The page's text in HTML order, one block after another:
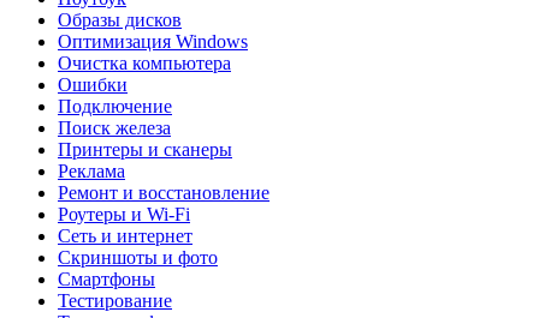
Образы дисков
Оптимизация Windows
Очистка компьютера
Ошибки
Подключение
Поиск железа
Принтеры и сканеры
Реклама
Ремонт и восстановление
Роутеры и Wi-Fi
Сеть и интернет
Скриншоты и фото
Смартфоны
Тестирование